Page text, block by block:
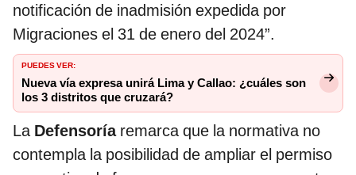
notificación de inadmisión expedida por
Migraciones el 31 de enero del 2024”.
PUEDES VER:
Nueva vía expresa unirá Lima y Callao: ¿cuáles son
los 3 distritos que cruzará?
La Defensoríaremarca que la normativa no
contempla la posibilidad de ampliar el permiso